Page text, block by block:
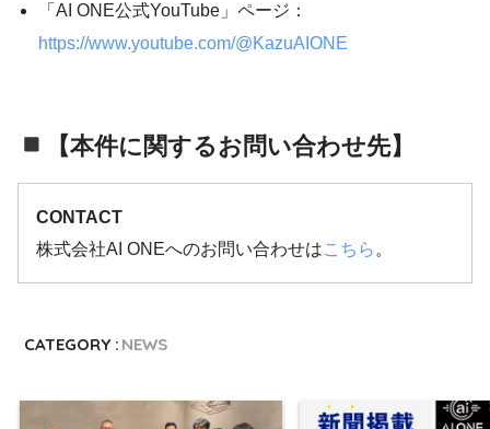
「AI ONE公式YouTube」ページ：
https://www.youtube.com/@KazuAIONE
【本件に関するお問い合わせ先】
CONTACT
株式会社AI ONEへのお問い合わせはこちら 。
CATEGORY : NEWS